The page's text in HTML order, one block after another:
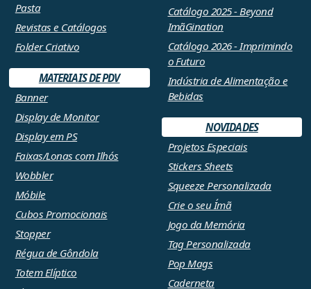
Pasta
Revistas e Catálogos
Folder Criativo
MATERIAIS DE PDV
Banner
Display de Monitor
Display em PS
Faixas/Lonas com Ilhós
Wobbler
Móbile
Cubos Promocionais
Stopper
Régua de Gôndola
Totem Elíptico
Catálogo 2025 - Beyond
ImãGination
Catálogo 2026 - Imprimindo
o Futuro
Indústria de Alimentação e
Bebidas
NOVIDADES
Projetos Especiais
Stickers Sheets
Squeeze Personalizada
Crie o seu Ímã
Jogo da Memória
Tag Personalizada
Pop Mags
Caderneta